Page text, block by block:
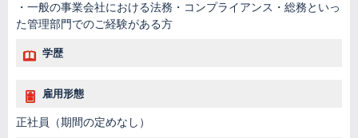
・一般の事業会社における法務・コンプライアンス・総務といっ
た管理部門でのご経験がある方
学歴
雇用形態
正社員（期間の定めなし）